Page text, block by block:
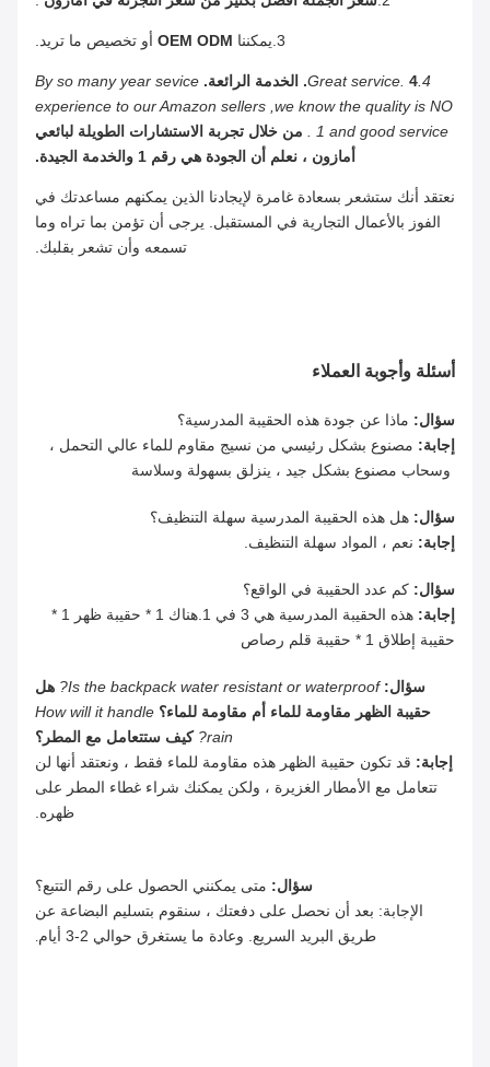
OEM ODM أو تخصيص ما تريد.
By so many year sevice
experience to our Amazon sellers ,we know the quality is NO
1 and good service .
من خلال تجربة الاستشارات الطويلة لبائعي
أمازون ، نعلم أن الجودة هي رقم 1 والخدمة الجيدة.
نعتقد أنك ستشعر بسعادة غامرة لإيجادنا الذين يمكنهم مساعدتك في
الفوز بالأعمال التجارية في المستقبل. يرجى أن تؤمن بما تراه وما
تسمعه وأن تشعر بقلبك.
أسئلة وأجوبة العملاء
سؤال: ماذا عن جودة هذه الحقيبة المدرسية؟
مصنوع بشكل رئيسي من نسيج مقاوم للماء عالي التحمل ،
وسحاب مصنوع بشكل جيد ، ينزلق بسهولة وسلاسة
سؤال: هل هذه الحقيبة المدرسية سهلة التنظيف؟
نعم ، المواد سهلة التنظيف.
سؤال: كم عدد الحقيبة في الواقع؟
هذه الحقيبة المدرسية هي 3 في 1.هناك 1 * حقيبة ظهر 1 *
حقيبة إطلاق 1 * حقيبة قلم رصاص
سؤال: Is the backpack water resistant or waterproof?
هل
حقيبة الظهر مقاومة للماء أم مقاومة للماء؟ How will it handle
كيف ستتعامل مع المطر؟
قد تكون حقيبة الظهر هذه مقاومة للماء فقط ، ونعتقد أنها لن
تتعامل مع الأمطار الغزيرة ، ولكن يمكنك شراء غطاء المطر على
ظهره.
سؤال:متى يمكنني الحصول على رقم التتبع؟
الإجابة: بعد أن نحصل على دفعتك ، سنقوم بتسليم البضاعة عن
طريق البريد السريع. وعادة ما يستغرق حوالي 2-3 أيام
.